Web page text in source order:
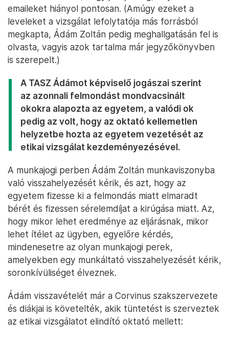
emaileket hiányol pontosan. (Amúgy ezeket a
leveleket a vizsgálat lefolytatója más forrásból
megkapta, Ádám Zoltán pedig meghallgatásán fel is
olvasta, vagyis azok tartalma már jegyzőkönyvben
is szerepelt.)
A TASZ Ádámot képviselő jogászai szerint
az azonnali felmondást mondvacsinált
okokra alapozta az egyetem, a valódi ok
pedig az volt, hogy az oktató kellemetlen
helyzetbe hozta az egyetem vezetését az
etikai vizsgálat kezdeményezésével.
A munkajogi perben Ádám Zoltán munkaviszonyba
való visszahelyezését kérik, és azt, hogy az
egyetem fizesse ki a felmondás miatt elmaradt
bérét és fizessen sérelemdíjat a kirúgása miatt. Az,
hogy mikor lehet eredménye az eljárásnak, mikor
lehet ítélet az ügyben, egyelőre kérdés,
mindenesetre az olyan munkajogi perek,
amelyekben egy munkáltató visszahelyezését kérik,
soronkívüliséget élveznek.
Ádám visszavételét már a Corvinus szakszervezete
és diákjai is követelték, akik tüntetést is szerveztek
az etikai vizsgálatot elindító oktató mellett: